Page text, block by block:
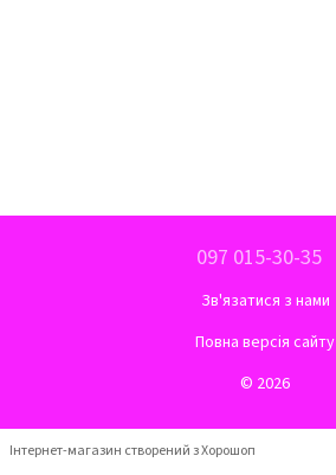
097 015-30-35
Зв'язатися з нами
Повна версія сайту
© 2026
Інтернет-магазин створений з Хорошоп